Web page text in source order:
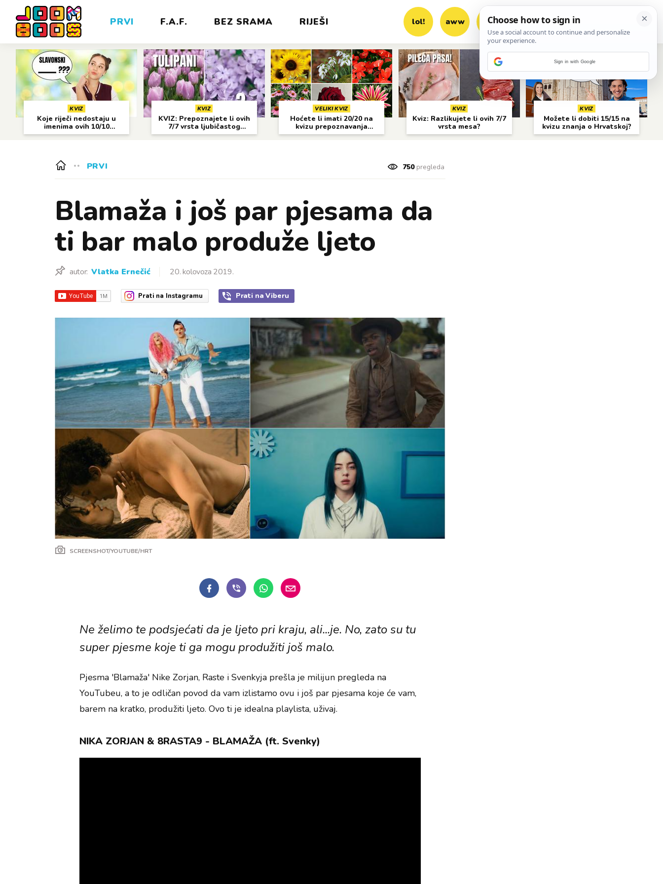
PRVI F.A.F. BEZ SRAMA RIJEŠI lol! aww vrh! woot?!
KVIZ
Koje riječi nedostaju u
imenima ovih 10/10
gradova?
KVIZ
KVIZ: Prepoznajete li ovih
7/7 vrsta ljubičastog
cvijeća?
VELIKI KVIZ
Hoćete li imati 20/20 na
kvizu prepoznavanja
cvijeća?
KVIZ
Kviz: Razlikujete li ovih 7/7
vrsta mesa?
KVIZ
Možete li dobiti 15/15 na
kvizu znanja o Hrvatskoj?
PRVI 750pregleda
Blamaža i još par pjesama da
ti bar malo produže ljeto
autor: Vlatka Ernečić 20. kolovoza 2019.
Prati na Instagramu Prati na Viberu
SCREENSHOT/YOUTUBE/HRT
Ne želimo te podsjećati da je ljeto pri kraju, ali...je. No, zato su tu
super pjesme koje ti ga mogu produžiti još malo.
Pjesma 'Blamaža' Nike Zorjan, Raste i Svenkyja prešla je milijun pregleda na
YouTubeu, a to je odličan povod da vam izlistamo ovu i još par pjesama koje će vam,
barem na kratko, produžiti ljeto. Ovo ti je idealna playlista, uživaj.
NIKA ZORJAN & 8RASTA9 - BLAMAŽA (ft. Svenky)
Sign in with Google